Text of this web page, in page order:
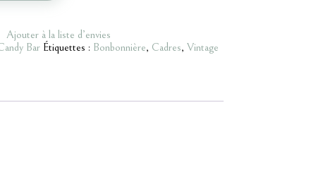
Ajouter à la liste d’envies
Bar Étiquettes : Bonbonnière, Cadres, Vintage